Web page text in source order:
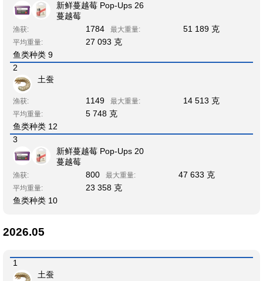
新鲜蔓越莓 Pop-Ups 26
蔓越莓
渔获: 1784 最大重量: 51 189 克
平均重量:
27 093 克
鱼类种类 9
2
土蚕
渔获: 1149 最大重量: 14 513 克
平均重量:
5 748 克
鱼类种类 12
3
新鲜蔓越莓 Pop-Ups 20
蔓越莓
渔获: 800 最大重量: 47 633 克
平均重量:
23 358 克
鱼类种类 10
2026.05
1
土蚕